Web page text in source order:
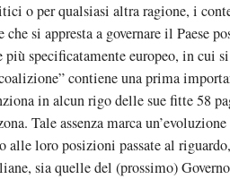
o per qualsiasi altra ragione, i
si appresta a governare il Paese
specificatamente europeo, in cui
contiene una prima
in alcun rigo delle sue fitte 58
Tale assenza marca
loro posizioni passate al
sia quelle del (prossimo)